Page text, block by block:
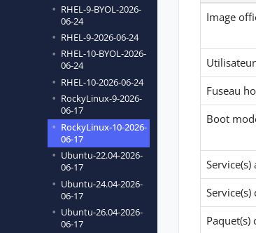
RHEL-9-BYOL-2026-
06-24
RHEL-9-2026-06-24
RHEL-10-BYOL-2026-
06-24
RHEL-10-2026-06-24
RockyLinux-9-2026-
06-17
RockyLinux-10-2026-
06-17
Ubuntu-22.04-2026-
06-17
Ubuntu-24.04-2026-
06-17
Ubuntu-26.04-2026-
06-17
Image
Fuseau
Boot
Service(s)
Service(s)
Paquet(s)